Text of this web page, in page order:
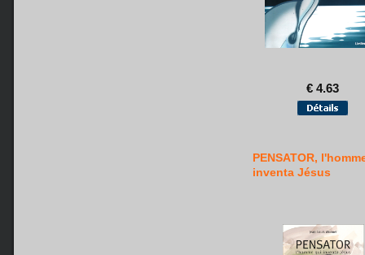
€ 4.63
PENSATOR,
inventa Jésus